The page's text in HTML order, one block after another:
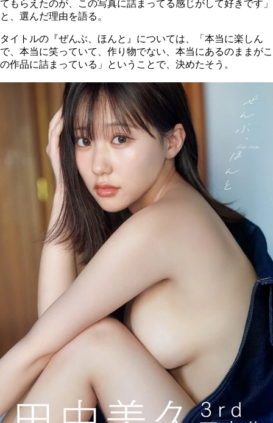
てもらえたのが、この写真に詰まってる感じがして好きです」
と、選んだ理由を語る。
タイトルの『ぜんぶ、ほんと』については、「本当に楽しん
で、本当に笑っていて、作り物でない、本当にあるのままがこ
の作品に詰まっている」ということで、決めたそう。